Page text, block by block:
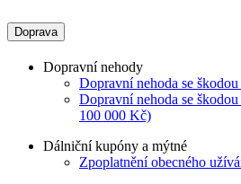
Doprava
Dopravní nehody
Dopravní nehoda se
Dopravní nehoda se
100 000 Kč)
Dálniční kupóny a mýtné
Zpoplatnění obecného